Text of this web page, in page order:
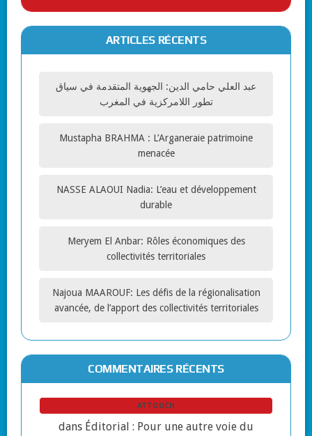
ARTICLES RÉCENTS
عبد العلي حامي الدين: الجهوية المتقدمة في سياق
تطور اللامركزية في المغرب
Mustapha BRAHMA : L’Arganeraie patrimoine
menacée
NASSE ALAOUI Nadia: L’eau et développement
durable
Meryem El Anbar: Rôles économiques des
collectivités territoriales
Najoua MAAROUF: Les défis de la régionalisation
avancée, de l’apport des collectivités territoriales
COMMENTAIRES RÉCENTS
ATTOUCH
dans Éditorial : Pour une autre voie du